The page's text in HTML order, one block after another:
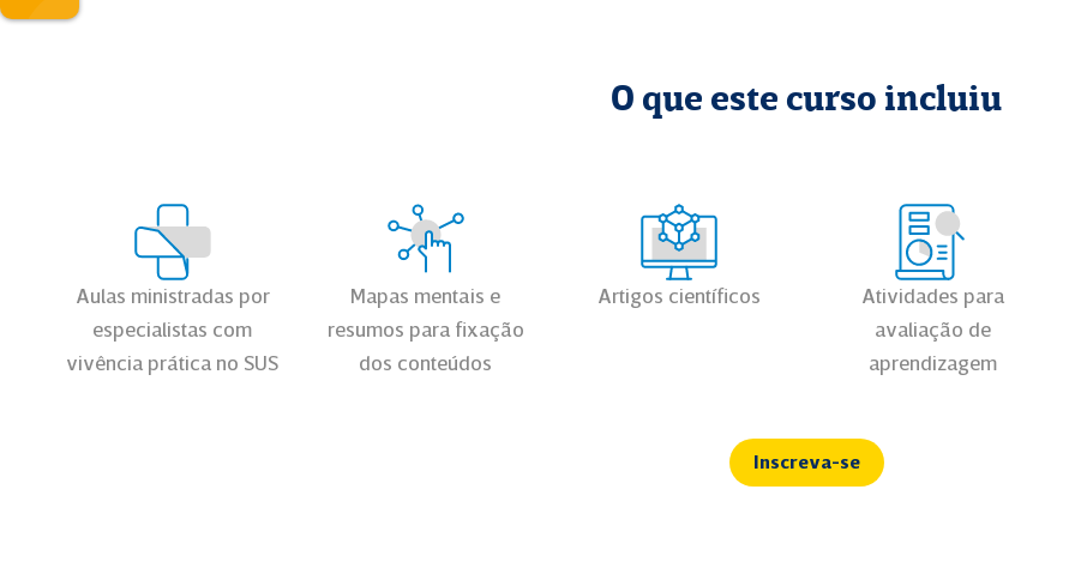
O que este curso incluiu
Aulas ministradas por
especialistas com
vivência prática no SUS
Mapas mentais e
resumos para fixação
dos conteúdos
Artigos científicos
Atividades para
avaliação de
aprendizagem
Inscreva-se